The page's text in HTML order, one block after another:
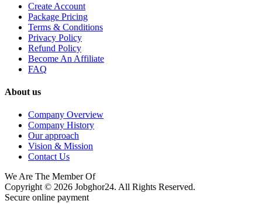
Create Account
Package Pricing
Terms & Conditions
Privacy Policy
Refund Policy
Become An Affiliate
FAQ
About us
Company Overview
Company History
Our approach
Vision & Mission
Contact Us
We Are The Member Of
Copyright © 2026 Jobghor24. All Rights Reserved.
Secure online payment